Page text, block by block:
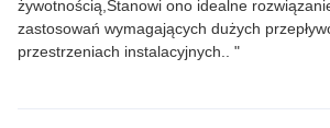
żywotnością,Stanowi ono idealne
zastosowań wymagających dużych
przestrzeniach instalacyjnych.. "